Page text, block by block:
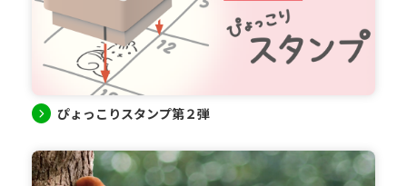
ぴょっこりスタンプ第２弾